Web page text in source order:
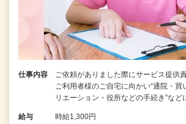
仕事内容
ご依頼がありました際にサービス提供
ご利用者様のご自宅に向かい“通院・買
リエーション・役所などの手続き”など
給与 時給1,300円